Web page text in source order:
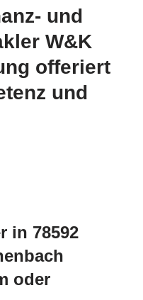
und
W&K
offeriert
und
in 78592
oder